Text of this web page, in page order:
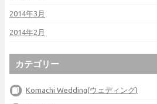
2014年3月
2014年2月
カテゴリー
Komachi Wedding(ウェディング)